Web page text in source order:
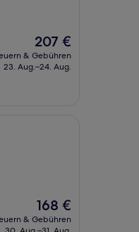
Der
Preis
beträgt
207 €
& Gebühren
23. Aug.–24. Aug.
Der
Preis
beträgt
168 €
& Gebühren